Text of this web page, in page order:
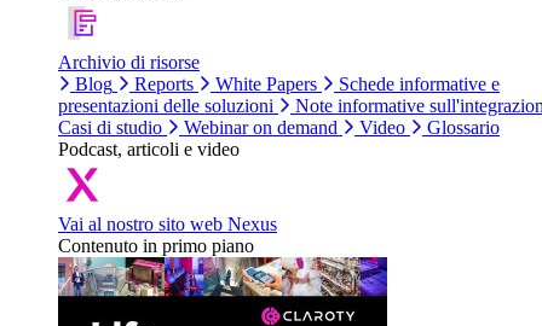
Archivio di risorse
Blog
Reports White Papers
Schede informative e
presentazioni delle soluzioni
Note informative
Casi di studio
Webinar on demand Video
Glossario
Podcast, articoli e video
Vai al nostro sito web Nexus
Contenuto in primo piano